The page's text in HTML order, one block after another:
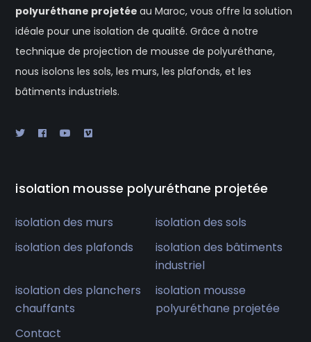
polyuréthane projetéeau Maroc, vous offre la solution
idéale pour une isolation de qualité. Grâce à notre
technique de projection de mousse de polyuréthane,
nous isolons les sols, les murs, les plafonds, et les
bâtiments industriels.
isolation mousse polyuréthane projetée
isolation des murs
isolation des sols
isolation des plafonds
isolation des bâtiments
industriel
isolation des planchers
chauffants
isolation mousse
polyuréthane projetée
Contact